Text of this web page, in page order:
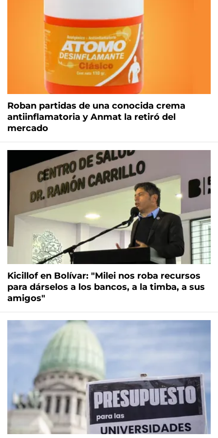
Roban partidas de una conocida crema
antiinflamatoria y Anmat la retiró del
mercado
Kicillof en Bolívar: "Milei nos roba recursos
para dárselos a los bancos, a la timba, a sus
amigos"